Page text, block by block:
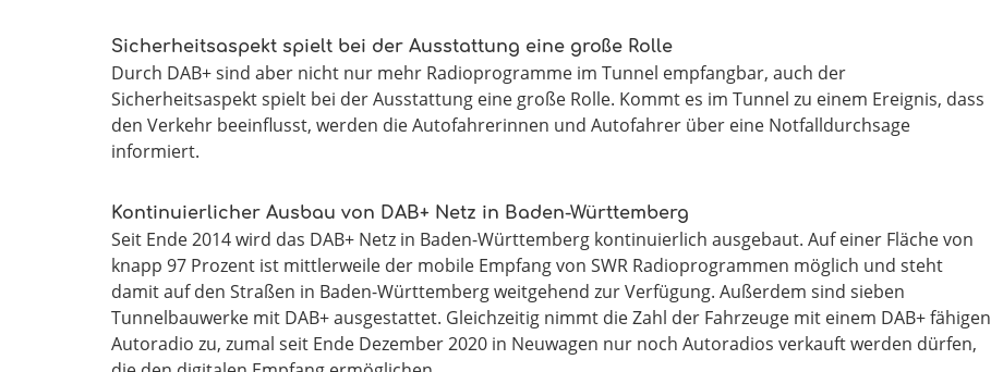
Sicherheitsaspekt spielt bei der Ausstattung eine große Rolle
Durch DAB+ sind aber nicht nur mehr Radioprogramme im Tunnel empfangbar, auch der
Sicherheitsaspekt spielt bei der Ausstattung eine große Rolle. Kommt es im Tunnel zu einem Ereignis, dass
den Verkehr beeinflusst, werden die Autofahrerinnen und Autofahrer über eine Notfalldurchsage
informiert.
Kontinuierlicher Ausbau von DAB+ Netz in Baden-Württemberg
Seit Ende 2014 wird das DAB+ Netz in Baden-Württemberg kontinuierlich ausgebaut. Auf einer Fläche von
knapp 97 Prozent ist mittlerweile der mobile Empfang von SWR Radioprogrammen möglich und steht
damit auf den Straßen in Baden-Württemberg weitgehend zur Verfügung. Außerdem sind sieben
Tunnelbauwerke mit DAB+ ausgestattet. Gleichzeitig nimmt die Zahl der Fahrzeuge mit einem DAB+ fähigen
Autoradio zu, zumal seit Ende Dezember 2020 in Neuwagen nur noch Autoradios verkauft werden dürfen,